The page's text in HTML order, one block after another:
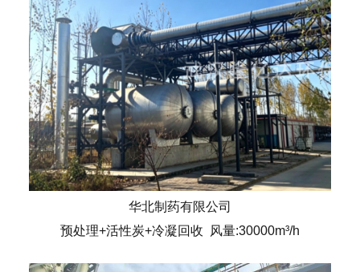
华北制药有限公司
预处理+活性炭+冷凝回收 风量:30000m³/h